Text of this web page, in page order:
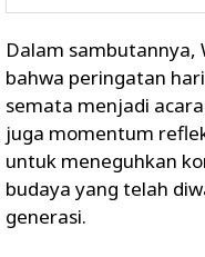
Dalam sambutannya,
bahwa peringatan
semata menjadi
juga momentum
untuk meneguhkan
budaya yang telah
generasi.